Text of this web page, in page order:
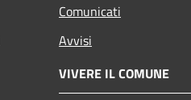
Comunicati
Avvisi
VIVERE IL COMUNE